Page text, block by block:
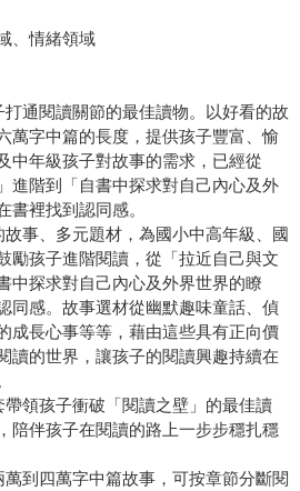
、情緒領域
打通閱讀關節的最佳讀物。以好看的故
萬字中篇的長度，提供孩子豐富、愉
中年級孩子對故事的需求，已經從
進階到「自書中探求對自己內心及外
書裡找到認同感。
故事、多元題材，為國小中高年級、國
勵孩子進階閱讀，從「拉近自己與文
中探求對自己內心及外界世界的瞭
同感。故事選材從幽默趣味童話、偵
成長心事等等，藉由這些具有正向價
讀的世界，讓孩子的閱讀興趣持續在
帶領孩子衝破「閱讀之壁」的最佳讀
陪伴孩子在閱讀的路上一步步穩扎穩
萬到四萬字中篇故事，可按章節分斷閱